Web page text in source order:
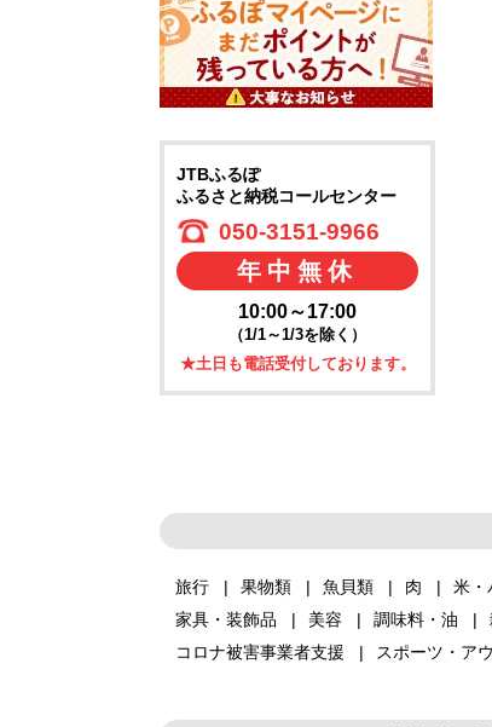
JTBふるぽ
ふるさと納税コールセンター
050-3151-9966
年中無休
10:00～17:00
（1/1～1/3を除く）
★土日も電話受付しております。
旅行 果物類 魚貝類 肉 米・
家具・装飾品
美容 調味料・油
コロナ被害事業者支援
スポーツ・ア